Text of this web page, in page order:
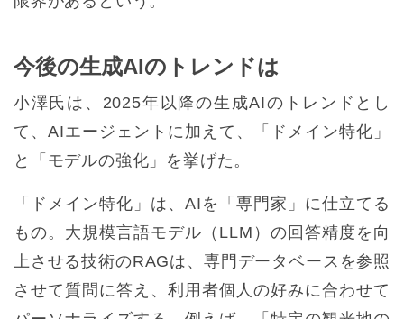
今後の生成AIのトレンドは
小澤氏は、2025年以降の生成AIのトレンドとし
て、AIエージェントに加えて、「ドメイン特化」
と「モデルの強化」を挙げた。
「ドメイン特化」は、AIを「専門家」に仕立てる
もの。大規模言語モデル（LLM）の回答精度を向
上させる技術のRAGは、専門データベースを参照
させて質問に答え、利用者個人の好みに合わせて